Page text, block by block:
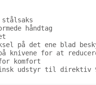
håndtag
på det ene blad
knivene for at
komfort
udstyr til direktiv